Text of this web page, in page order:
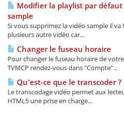
Modifier la playlist par
sample
Si vous supprimez la vidéo sample il
plusieurs autre vidéo car...
Changer le fuseau horaire
Pour changer le fuseau horaire de
TVMCP rendez-vous dans "Compte"...
Qu'est-ce que le transcoder ?
Le transcodage vidéo permet aux
HTML5 une prise en charge...